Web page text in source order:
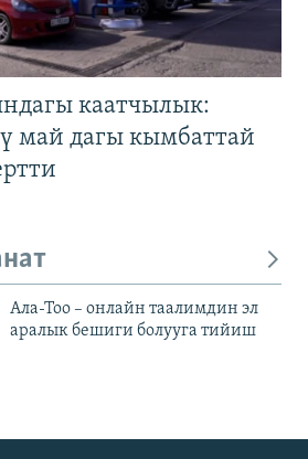
каатчылык:
май дагы кымбаттай
Ала-Тоо – онлайн таалимдин эл
аралык бешиги болууга тийиш